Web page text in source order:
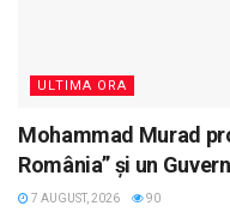
ULTIMA ORA
Mohammad Murad
România” și un
7 AUGUST, 2026 90